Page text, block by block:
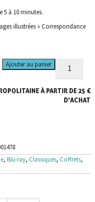
5 à 10 minutes.
illustrées « Correspondance
de
Coffret
G.W.
Pabst
|
12
films
Ajouter au panier
À PARTIR DE 25 €
D'ACHAT
, Blu-ray, Classiques, Coffrets,